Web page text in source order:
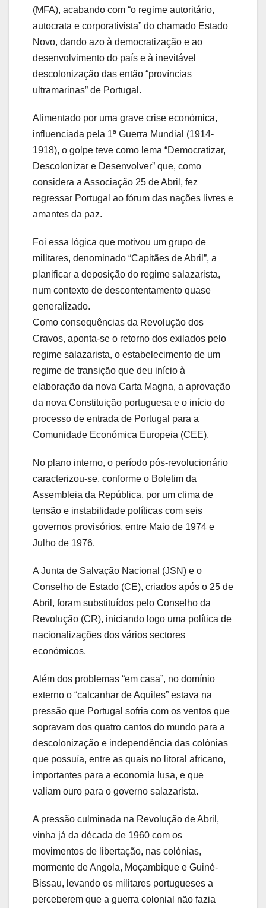
(MFA), acabando com “o regime autoritário,
autocrata e corporativista” do chamado Estado
Novo, dando azo à democratização e ao
desenvolvimento do país e à inevitável
descolonização das então “províncias
ultramarinas” de Portugal.
Alimentado por uma grave crise económica,
influenciada pela 1ª Guerra Mundial (1914-
1918), o golpe teve como lema “Democratizar,
Descolonizar e Desenvolver” que, como
considera a Associação 25 de Abril, fez
regressar Portugal ao fórum das nações livres e
amantes da paz.
Foi essa lógica que motivou um grupo de
militares, denominado “Capitães de Abril”, a
planificar a deposição do regime salazarista,
num contexto de descontentamento quase
generalizado.
Como consequências da Revolução dos
Cravos, aponta-se o retorno dos exilados pelo
regime salazarista, o estabelecimento de um
regime de transição que deu início à
elaboração da nova Carta Magna, a aprovação
da nova Constituição portuguesa e o início do
processo de entrada de Portugal para a
Comunidade Económica Europeia (CEE).
No plano interno, o período pós-revolucionário
caracterizou-se, conforme o Boletim da
Assembleia da República, por um clima de
tensão e instabilidade políticas com seis
governos provisórios, entre Maio de 1974 e
Julho de 1976.
A Junta de Salvação Nacional (JSN) e o
Conselho de Estado (CE), criados após o 25 de
Abril, foram substituídos pelo Conselho da
Revolução (CR), iniciando logo uma política de
nacionalizações dos vários sectores
económicos.
Além dos problemas “em casa”, no domínio
externo o “calcanhar de Aquiles” estava na
pressão que Portugal sofria com os ventos que
sopravam dos quatro cantos do mundo para a
descolonização e independência das colónias
que possuía, entre as quais no litoral africano,
importantes para a economia lusa, e que
valiam ouro para o governo salazarista.
A pressão culminada na Revolução de Abril,
vinha já da década de 1960 com os
movimentos de libertação, nas colónias,
mormente de Angola, Moçambique e Guiné-
Bissau, levando os militares portugueses a
perceberem que a guerra colonial não fazia